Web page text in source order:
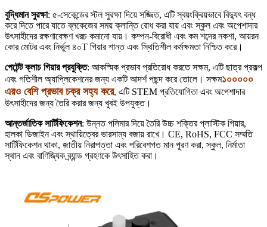
বুদ্ধিমান সুরক্ষা: ৫-সেকেন্ডের স্টল সুরক্ষা দিয়ে সজ্জিত, এটি স্বয়ংক্রিয়ভাবে বিদ্যুৎ বন্ধ
করে দিতে পারে যাতে ব্লকেজের সময় ক্লান্তি রোধ করা যায় এবং স্কুল এবং অপেশাদার
উৎসাহীদের রক্ষণাবেক্ষণ খরচ কমানো যায়। কম্পন-বিরোধী এবং কম শব্দের নকশা, আয়রন
কোর মোটর এবং নির্ভুল ৪০T গিয়ার শান্ত এবং স্থিতিশীল কর্মক্ষমতা নিশ্চিত করে।
পেটেন্ট ক্লাচ গিয়ার প্রযুক্তি: আকস্মিক প্রভাব প্রতিরোধ করতে সক্ষম, এটি ছাত্র প্রকল্প
এবং গতিশীল অ্যাপ্লিকেশনের জন্য একটি আদর্শ পছন্দ করে তোলে। সক্ষম১০০০০০
এরও বেশি প্রভাব চক্র সহ্য করে, এটি STEM প্রতিযোগিতা এবং অপেশাদার
উৎসাহীদের জন্য তৈরি করার জন্য খুবই উপযুক্ত।
আন্তর্জাতিক সার্টিফিকেশন: উন্নত পলিমার দিয়ে তৈরি উচ্চ শক্তির প্লাস্টিক গিয়ার,
হালকা ডিজাইন এবং স্থায়িত্বের ভারসাম্য বজায় রাখে। CE, RoHS, FCC সম্মতি
সার্টিফিকেশন থাকা, জাতীয় নিরাপত্তা এবং পরিবেশগত মান পূরণ করা, স্কুল, নির্মাতা
স্থান এবং বাণিজ্যিক ব্র্যান্ড গ্রহণকে উৎসাহিত করা।